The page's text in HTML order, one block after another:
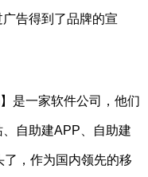
告得到了品牌的宣
是一家软件公司，他们
自助建APP、自助建
，作为国内领先的移